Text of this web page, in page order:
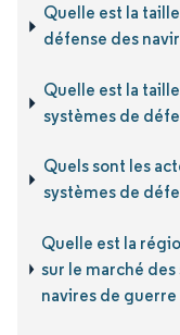
Quelle est la
défense des
Quelle est la
systèmes de
Quels sont les
systèmes de
Quelle est la
sur le marché
navires de guerre